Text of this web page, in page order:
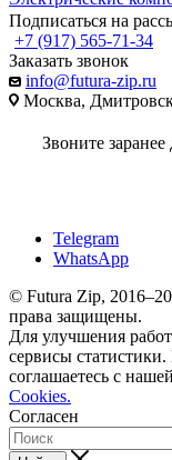
Подписаться на
+7 (917) 565-71-34
Заказать звонок
info@futura-zip.ru
Москва,
Звоните
Telegram
WhatsApp
© Futura Zip,
права защищены.
Для улучшения
сервисы
соглашаетесь с нашей
Cookies.
Согласен